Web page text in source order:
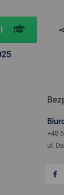
+48
ul.